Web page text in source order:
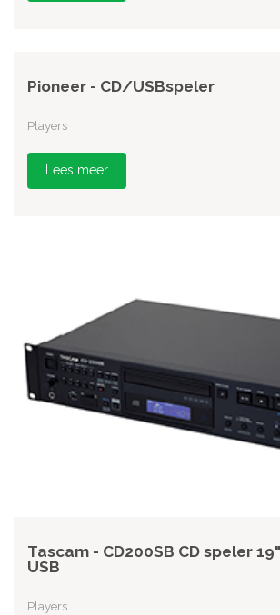
Pioneer - CD/USBspeler
Players
Lees meer
Tascam - CD200SB CD speler
USB
Players